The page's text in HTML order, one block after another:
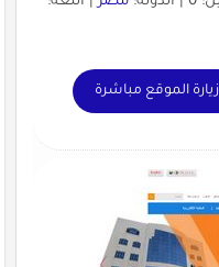
زيارة الموقع مباشرة